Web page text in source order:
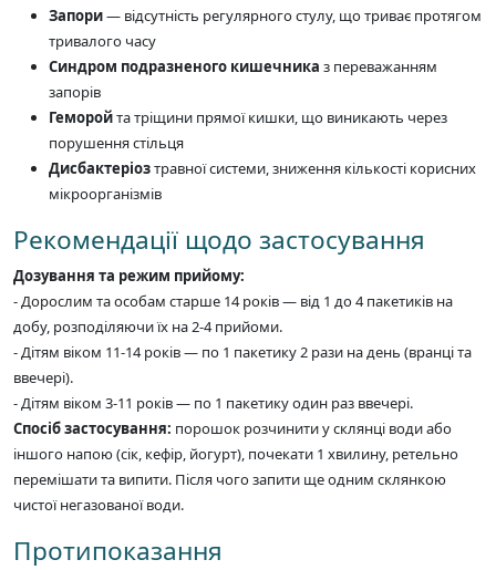
Запори— відсутність регулярного стулу, що триває протягом
тривалого часу
Синдром подразненого кишечника з переважанням
запорів
Геморойта тріщини прямої кишки, що виникають через
порушення стільця
Дисбактеріозтравної системи, зниження кількості корисних
мікроорганізмів
Рекомендації щодо застосування
Дозування та режим прийому:
- Дорослим та особам старше 14 років — від 1 до 4 пакетиків на
добу, розподіляючи їх на 2-4 прийоми.
- Дітям віком 11-14 років — по 1 пакетику 2 рази на день (вранці та
ввечері).
- Дітям віком 3-11 років — по 1 пакетику один раз ввечері.
Спосіб застосування: порошок розчинити у склянці води або
іншого напою (сік, кефір, йогурт), почекати 1 хвилину, ретельно
перемішати та випити. Після чого запити ще одним склянкою
чистої негазованої води.
Протипоказання